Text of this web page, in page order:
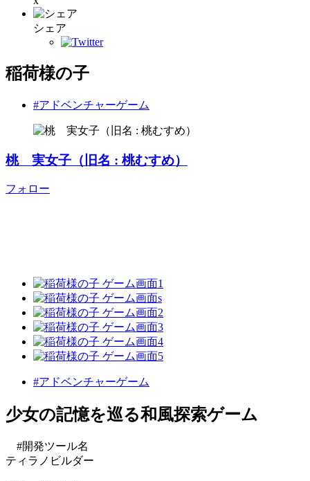
シェア
稲荷様の子
#アドベンチャーゲーム
桃 実女子（旧名 : 桃むすめ）
フォロー
#アドベンチャーゲーム
少女の記憶を巡る和風探索ゲーム
#開発ツール名
ティラノビルダー